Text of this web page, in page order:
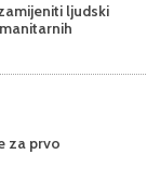
ljudski
za prvo